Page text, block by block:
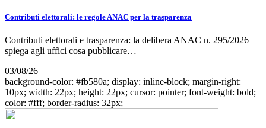
Contributi elettorali: le regole ANAC per la trasparenza
Contributi elettorali e trasparenza: la delibera ANAC n. 295/2026
spiega agli uffici cosa pubblicare…
03/08/26
background-color: #fb580a; display: inline-block; margin-right:
10px; width: 22px; height: 22px; cursor: pointer; font-weight: bold;
color: #fff; border-radius: 32px;